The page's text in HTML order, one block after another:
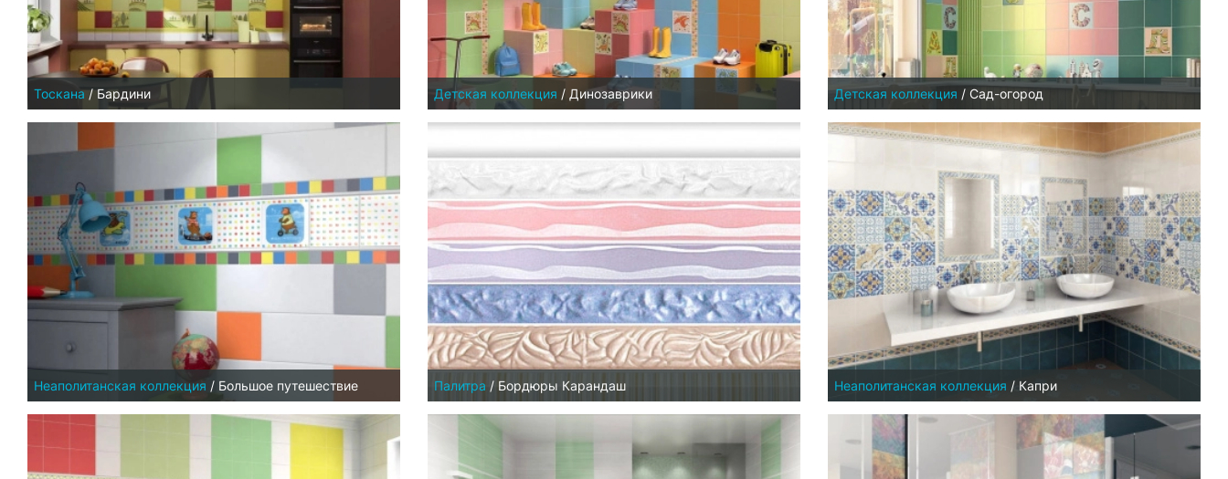
Тоскана / Бардини Детская коллекция / Динозаврики Детская коллекция / Сад-огород
Неаполитанская коллекция / Большое путешествие Палитра / Бордюры Карандаш Неаполитанская коллекция / Капри